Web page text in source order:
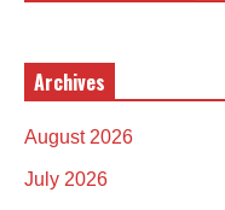
Archives
August 2026
July 2026